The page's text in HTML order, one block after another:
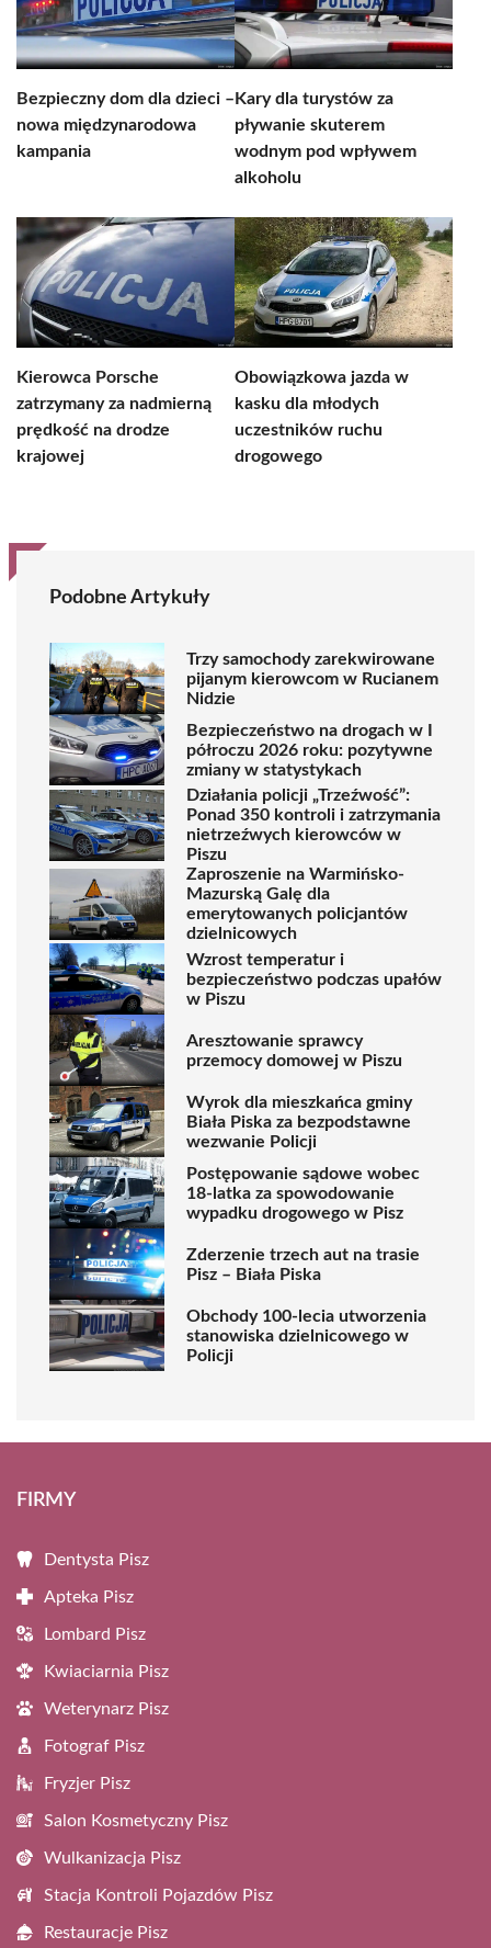
Bezpieczny dom dla dzieci –
nowa międzynarodowa
kampania
Kary dla turystów za
pływanie skuterem
wodnym pod wpływem
alkoholu
Kierowca Porsche
zatrzymany za nadmierną
prędkość na drodze
krajowej
Obowiązkowa jazda w
kasku dla młodych
uczestników ruchu
drogowego
Podobne Artykuły
Trzy samochody zarekwirowane
pijanym kierowcom w Rucianem
Nidzie
Bezpieczeństwo na drogach w I
półroczu 2026 roku: pozytywne
zmiany w statystykach
Działania policji „Trzeźwość”:
Ponad 350 kontroli i zatrzymania
nietrzeźwych kierowców w
Piszu
Zaproszenie na Warmińsko-
Mazurską Galę dla
emerytowanych policjantów
dzielnicowych
Wzrost temperatur i
bezpieczeństwo podczas upałów
w Piszu
Aresztowanie sprawcy
przemocy domowej w Piszu
Wyrok dla mieszkańca gminy
Biała Piska za bezpodstawne
wezwanie Policji
Postępowanie sądowe wobec
18-latka za spowodowanie
wypadku drogowego w Pisz
Zderzenie trzech aut na trasie
Pisz – Biała Piska
Obchody 100-lecia utworzenia
stanowiska dzielnicowego w
Policji
FIRMY
Dentysta Pisz
Apteka Pisz
Lombard Pisz
Kwiaciarnia Pisz
Weterynarz Pisz
Fotograf Pisz
Fryzjer Pisz
Salon Kosmetyczny Pisz
Wulkanizacja Pisz
Stacja Kontroli Pojazdów Pisz
Restauracje Pisz